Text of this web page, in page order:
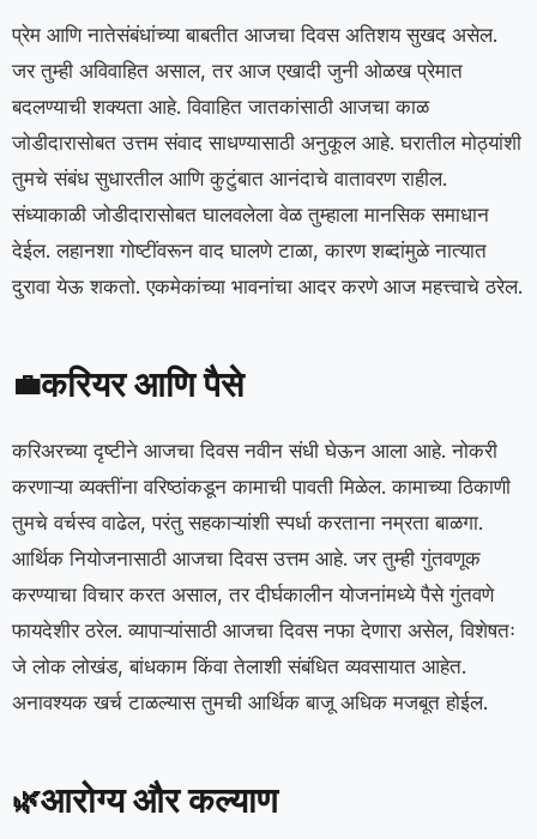
प्रेम आणि नातेसंबंधांच्या बाबतीत आजचा दिवस अतिशय सुखद असेल.
जर तुम्ही अविवाहित असाल, तर आज एखादी जुनी ओळख प्रेमात
बदलण्याची शक्यता आहे. विवाहित जातकांसाठी आजचा काळ
जोडीदारासोबत उत्तम संवाद साधण्यासाठी अनुकूल आहे. घरातील मोठ्यांशी
तुमचे संबंध सुधारतील आणि कुटुंबात आनंदाचे वातावरण राहील.
संध्याकाळी जोडीदारासोबत घालवलेला वेळ तुम्हाला मानसिक समाधान
देईल. लहानशा गोष्टींवरून वाद घालणे टाळा, कारण शब्दांमुळे नात्यात
दुरावा येऊ शकतो. एकमेकांच्या भावनांचा आदर करणे आज महत्त्वाचे ठरेल.
💼करियर आणि पैसे
करिअरच्या दृष्टीने आजचा दिवस नवीन संधी घेऊन आला आहे. नोकरी
करणाऱ्या व्यक्तींना वरिष्ठांकडून कामाची पावती मिळेल. कामाच्या ठिकाणी
तुमचे वर्चस्व वाढेल, परंतु सहकाऱ्यांशी स्पर्धा करताना नम्रता बाळगा.
आर्थिक नियोजनासाठी आजचा दिवस उत्तम आहे. जर तुम्ही गुंतवणूक
करण्याचा विचार करत असाल, तर दीर्घकालीन योजनांमध्ये पैसे गुंतवणे
फायदेशीर ठरेल. व्यापाऱ्यांसाठी आजचा दिवस नफा देणारा असेल, विशेषतः
जे लोक लोखंड, बांधकाम किंवा तेलाशी संबंधित व्यवसायात आहेत.
अनावश्यक खर्च टाळल्यास तुमची आर्थिक बाजू अधिक मजबूत होईल.
🌿आरोग्य और कल्याण